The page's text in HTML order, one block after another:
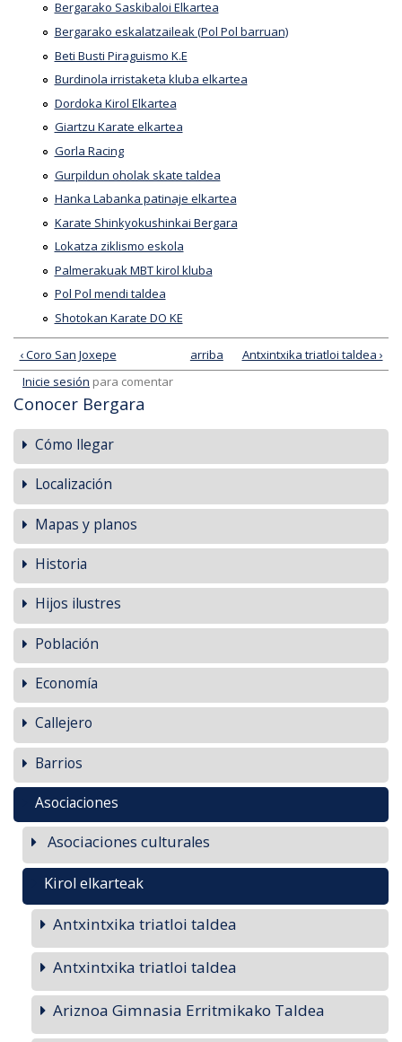
Bergarako Saskibaloi Elkartea
Bergarako eskalatzaileak (Pol Pol barruan)
Beti Busti Piraguismo K.E
Burdinola irristaketa kluba elkartea
Dordoka Kirol Elkartea
Giartzu Karate elkartea
Gorla Racing
Gurpildun oholak skate taldea
Hanka Labanka patinaje elkartea
Karate Shinkyokushinkai Bergara
Lokatza ziklismo eskola
Palmerakuak MBT kirol kluba
Pol Pol mendi taldea
Shotokan Karate DO KE
‹ Coro San Joxepe arriba
Antxintxika triatloi taldea ›
Inicie sesión para comentar
Conocer Bergara
Cómo llegar
Localización
Mapas y planos
Historia
Hijos ilustres
Población
Economía
Callejero
Barrios
Asociaciones
Asociaciones culturales
Kirol elkarteak
Antxintxika triatloi taldea
Antxintxika triatloi taldea
Ariznoa Gimnasia Erritmikako Taldea